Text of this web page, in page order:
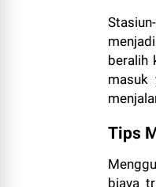
beralih
masuk
Tips
biaya